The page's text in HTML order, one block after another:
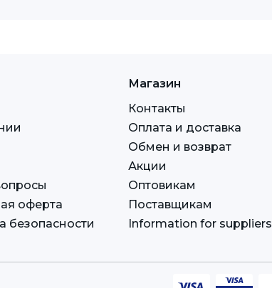
оферта
безопасности
Магазин
Контакты
Оплата и доставка
Обмен и возврат
Акции
Оптовикам
Поставщикам
Information for suppliers